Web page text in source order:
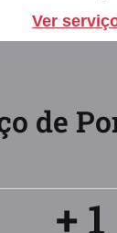
Ver
de
+ 1